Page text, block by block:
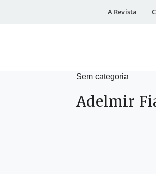
A Revista
Sem categoria
Adelmir